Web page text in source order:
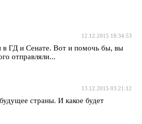
12.12.2015 18:34:53
в ГД и Сенате. Вот и помочь бы, вы
отправляли...
13.12.2015 03:21:12
страны. И какое будет